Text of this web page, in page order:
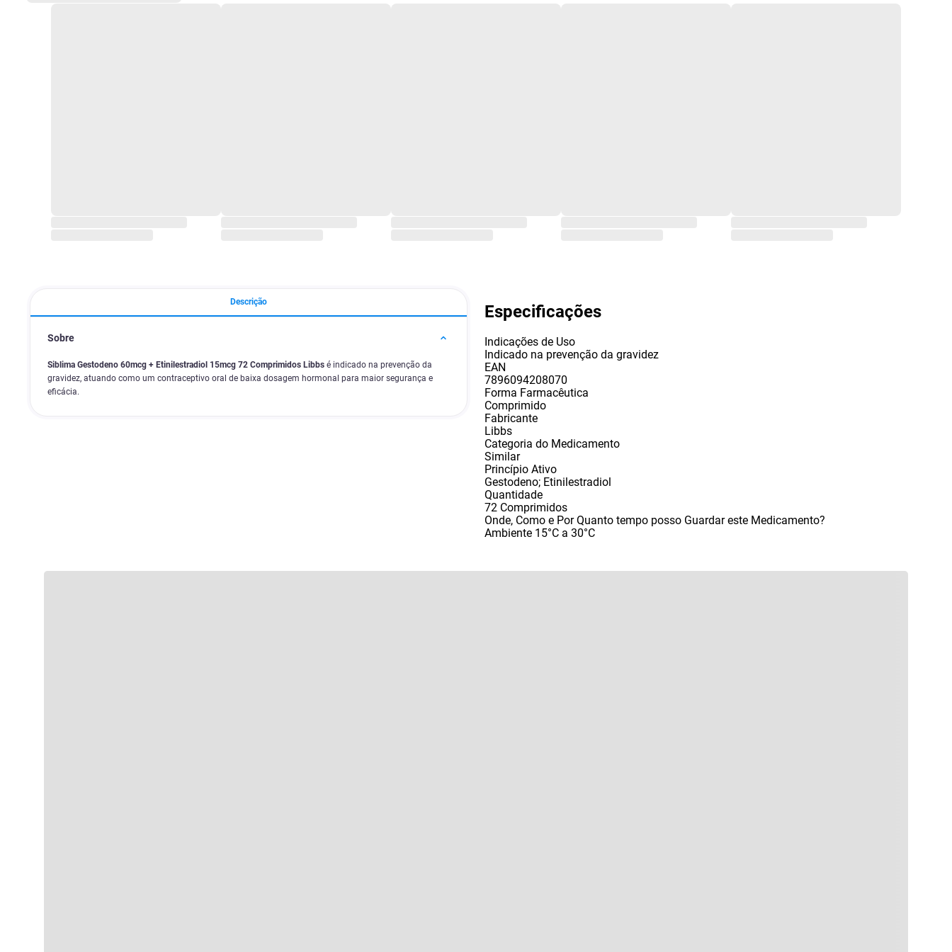
Descrição
Sobre
Siblima Gestodeno 60mcg + Etinilestradiol 15mcg 72 Comprimidos Libbs é indicado na prevenção da
gravidez, atuando como um contraceptivo oral de baixa dosagem hormonal para maior segurança e
eficácia.
Especificações
Indicações de Uso
Indicado na prevenção da gravidez
EAN
7896094208070
Forma Farmacêutica
Comprimido
Fabricante
Libbs
Categoria do Medicamento
Similar
Princípio Ativo
Gestodeno; Etinilestradiol
Quantidade
72 Comprimidos
Onde, Como e Por Quanto tempo posso Guardar este Medicamento?
Ambiente 15°C a 30°C